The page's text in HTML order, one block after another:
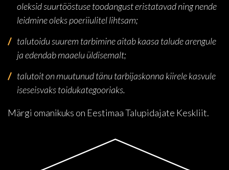
oleksid suurtööstuse toodangust eristatavad ning nende
leidmine oleks poeriiulitel lihtsam;
talutoidu suurem tarbimine aitab kaasa talude arengule
ja edendab maaelu üldisemalt;
talutoit on muutunud tänu tarbijaskonna kiirele kasvule
iseseisvaks toidukategooriaks.
Märgi omanikuks on Eestimaa Talupidajate Keskliit.